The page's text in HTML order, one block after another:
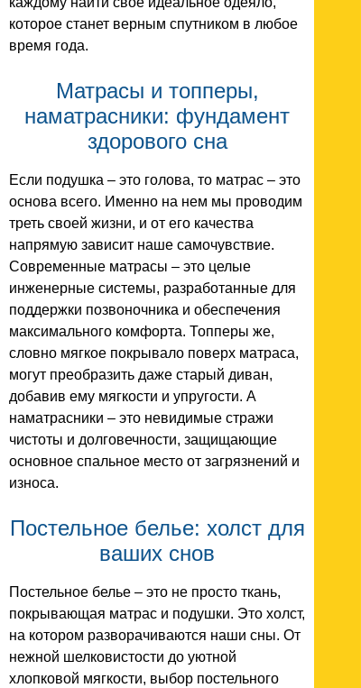
которое станет верным спутником в любое
время года.
Матрасы и топперы,
наматрасники: фундамент
здорового сна
Если подушка – это голова, то матрас – это
основа всего. Именно на нем мы проводим
треть своей жизни, и от его качества
напрямую зависит наше самочувствие.
Современные матрасы – это целые
инженерные системы, разработанные для
поддержки позвоночника и обеспечения
максимального комфорта. Топперы же,
словно мягкое покрывало поверх матраса,
могут преобразить даже старый диван,
добавив ему мягкости и упругости. А
наматрасники – это невидимые стражи
чистоты и долговечности, защищающие
основное спальное место от загрязнений и
износа.
Постельное белье: холст для
ваших снов
Постельное белье – это не просто ткань,
покрывающая матрас и подушки. Это холст,
на котором разворачиваются наши сны. От
нежной шелковистости до уютной
хлопковой мягкости, выбор постельного